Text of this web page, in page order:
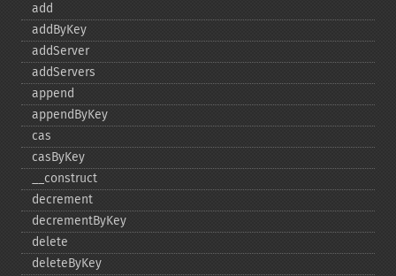
add
addByKey
addServer
addServers
append
appendByKey
cas
casByKey
_​_​construct
decrement
decrementByKey
delete
deleteByKey